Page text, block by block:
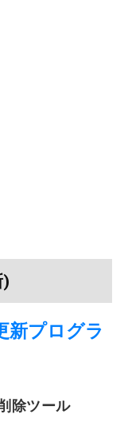
新プログラ
除ツール